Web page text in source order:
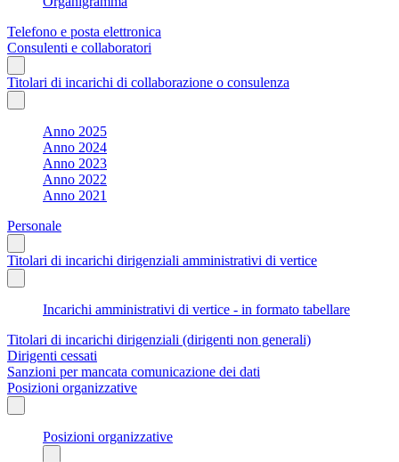
Telefono e posta elettronica
Consulenti e collaboratori
Titolari di incarichi di collaborazione o consulenza
Anno 2025
Anno 2024
Anno 2023
Anno 2022
Anno 2021
Personale
Titolari di incarichi dirigenziali amministrativi di vertice
Incarichi amministrativi di vertice - in formato tabellare
Titolari di incarichi dirigenziali (dirigenti non generali)
Dirigenti cessati
Sanzioni per mancata comunicazione dei dati
Posizioni organizzative
Posizioni organizzative